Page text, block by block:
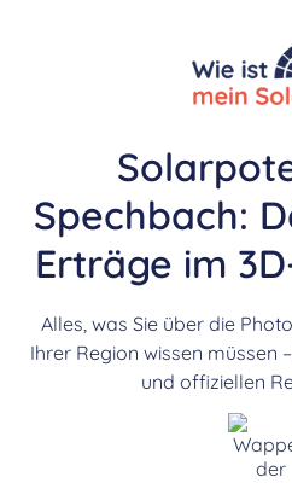
Spechbach:
Erträge im
Alles, was Sie über die
Ihrer Region wissen müssen
und offiziellen